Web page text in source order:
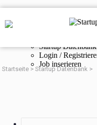
Startup
Startup Datenbank
Login /
Job inserieren
Startseite >Startup Datenbank >